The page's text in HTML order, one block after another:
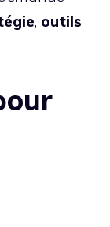
, outils